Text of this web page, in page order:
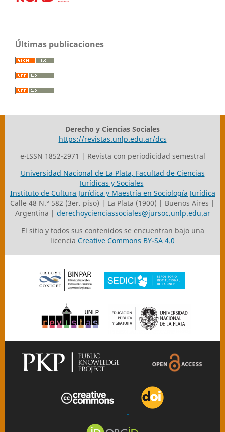
Últimas publicaciones
Derecho y Ciencias Sociales
https://revistas.unlp.edu.ar/dcs
e-ISSN 1852-2971 | Revista con periodicidad semestral
Universidad Nacional de La Plata, Facultad de Ciencias
Jurídicas y Sociales
Instituto de Cultura Jurídica y Maestría en Sociología Jurídica
Calle 48 N.° 582 (3er. piso) | La Plata (1900) | Buenos Aires |
Argentina | derechoycienciassociales@jursoc.unlp.edu.ar
El sitio y todos sus contenidos se encuentran bajo una
licencia Creative Commons BY-SA 4.0